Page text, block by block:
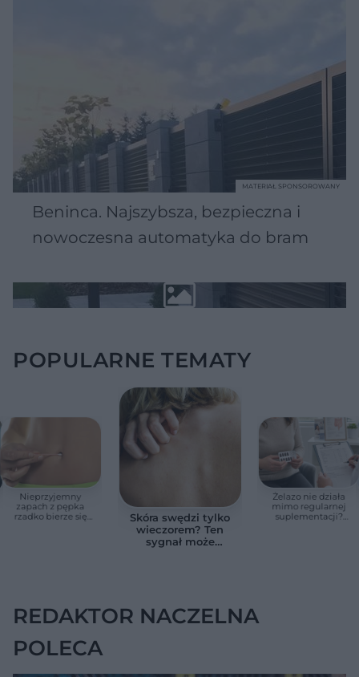
Beninca. Najszybsza, bezpieczna i
nowoczesna automatyka do bram
MATERIAŁ SPONSOROWANY
POPULARNE TEMATY
Nieprzyjemny
zapach z pępka
rzadko bierze się
Skóra swędzi tylko
wieczorem? Ten
sygnał może
Żelazo nie działa
mimo regularnej
suplementacji?
REDAKTOR NACZELNA
POLECA